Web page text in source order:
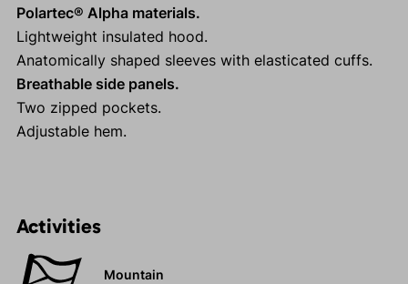
Polartec® Alpha materials.
Lightweight insulated hood.
Anatomically shaped sleeves with elasticated cuffs.
Breathable side panels.
Two zipped pockets.
Adjustable hem.
Activities
Mountain